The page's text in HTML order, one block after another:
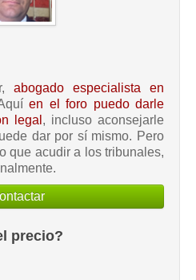
abogado especialista en
en el foro puedo darle
legal , incluso aconsejarle
dar por sí mismo. Pero
que acudir a los tribunales,
precio?